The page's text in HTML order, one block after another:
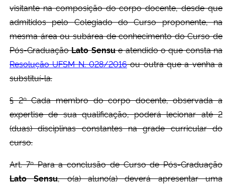
visitante na composição do corpo docente, desde que
admitidos pelo Colegiado do Curso proponente, na
mesma área ou subárea de conhecimento do Curso de
Pós-GraduaçãoLato Sensue atendido o que consta na
Resolução UFSM N. 028/2016ou outra que a venha a
substituí-la.
§ 2º Cada membro do corpo docente, observada a
expertise de sua qualificação, poderá lecionar até 2
(duas) disciplinas constantes na grade curricular do
curso.
Art. 7º Para a conclusão de Curso de Pós-Graduação
Lato Sensu, o(a) aluno(a) deverá apresentar uma